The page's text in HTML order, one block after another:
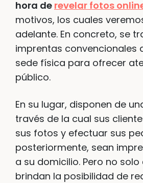
hora de revelar fotos
motivos, los cuales
adelante. En concreto, se
imprentas convencionales
sede física para ofrecer
público.
En su lugar, disponen de
través de la cual sus
sus fotos y efectuar sus
posteriormente, sean
a su domicilio. Pero no
brindan la posibilidad de